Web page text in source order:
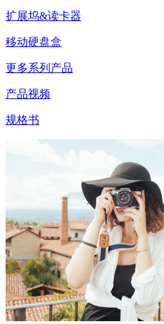
扩展坞&读卡器
移动硬盘盒
更多系列产品
产品视频
规格书